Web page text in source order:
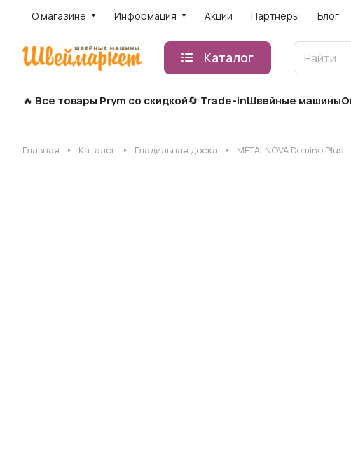
О магазине Информация Акции Партнеры Блог
Каталог
Все товары Prym со скидкой Trade-inШвейные машины
Главная Каталог Гладильная доска METALNOVA Domino Plus